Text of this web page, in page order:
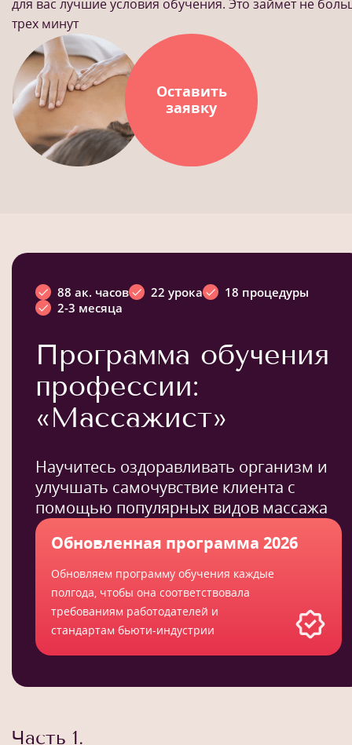
для вас лучшие условия обучения. Это займет не
трех минут
Оставить
заявку
88 ак. часов 22 урока
18 процедуры
2-3 месяца
Программа обучения
профессии:
«Массажист»
Научитесь оздоравливать организм и
улучшать самочувствие клиента с
помощью популярных видов массажа
Обновленная программа 2026
Обновляем программу обучения каждые
полгода, чтобы она соответствовала
требованиям работодателей и
стандартам бьюти-индустрии
Часть 1.